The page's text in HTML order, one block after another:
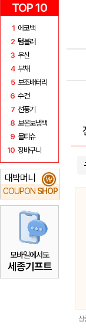
TOP 10
1 에코백
2 텀블러
3 우산
4 부채
5 보조배터리
6 수건
7 선풍기
8 보온보냉백
9 물티슈
10 장바구니
대박머니
COUPON SHOP
₩
모바일에서도
세종기프트